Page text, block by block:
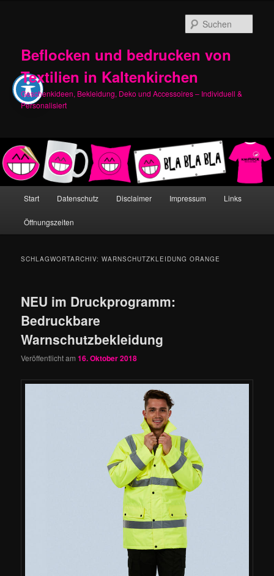
Beflocken und bedrucken von
Textilien in Kaltenkirchen
Geschenkideen, Bekleidung, Deko und Accessoires – Individuell &
Personalisiert
Start Datenschutz Disclaimer Impressum Links
Öffnungszeiten
SCHLAGWORTARCHIV:WARNSCHUTZKLEIDUNG ORANGE
NEU im Druckprogramm:
Bedruckbare
Warnschutzbekleidung
Veröffentlicht am16. Oktober 2018